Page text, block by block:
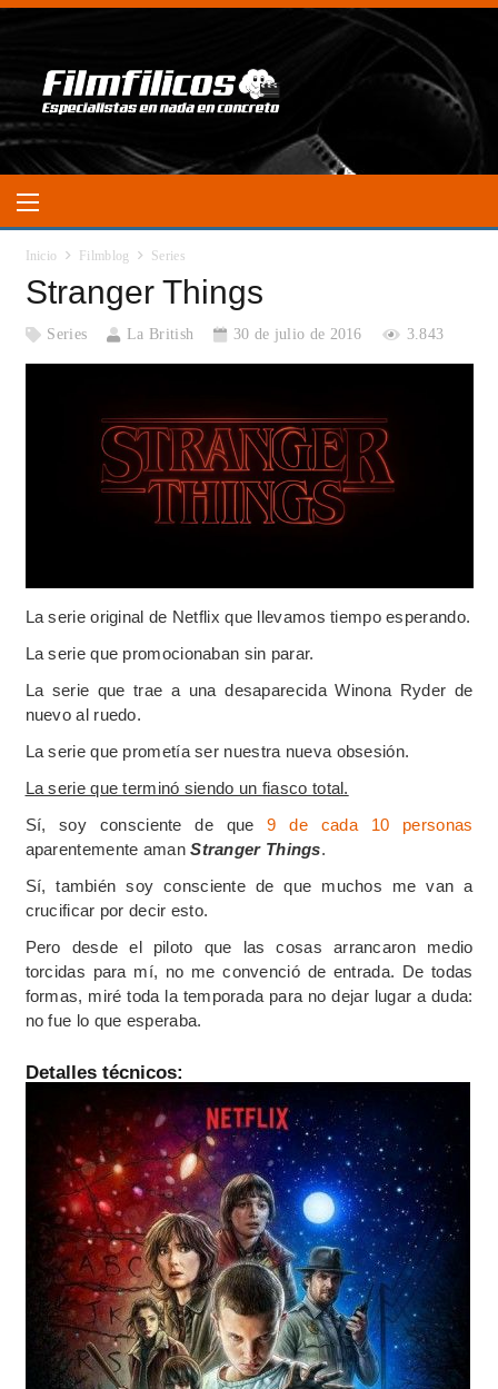
Inicio Filmblog Series
Stranger Things
Series La British 30 de julio de 2016 3.843
La serie original de Netflix que llevamos tiempo esperando.
La serie que promocionaban sin parar.
La serie que trae a una desaparecida Winona Ryder de
nuevo al ruedo.
La serie que prometía ser nuestra nueva obsesión.
La serie que terminó siendo un fiasco total.
Sí, soy consciente de que9 de cada 10 personas
aparentemente amanStranger Things.
Sí, también soy consciente de que muchos me van a
crucificar por decir esto.
Pero desde el piloto que las cosas arrancaron medio
torcidas para mí, no me convenció de entrada. De todas
formas, miré toda la temporada para no dejar lugar a duda:
no fue lo que esperaba.
Detalles técnicos: